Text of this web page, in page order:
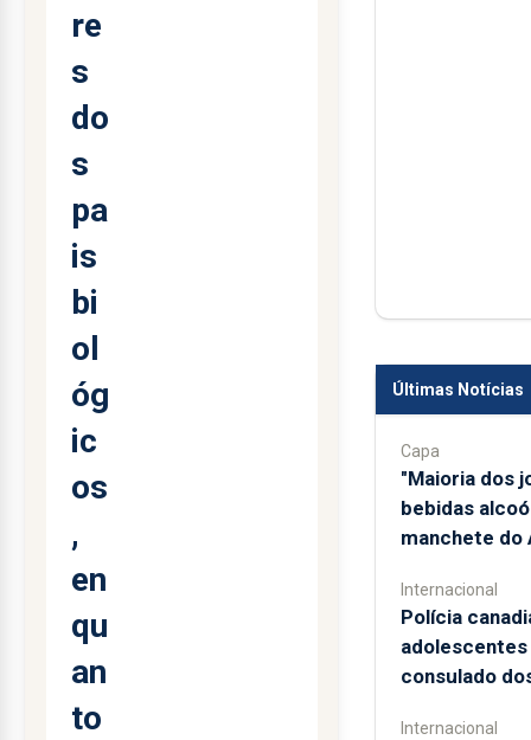
re
s
do
s
pa
is
bi
ol
óg
ic
os
,
en
qu
an
to
Últimas Notícias
Capa
"Maioria dos
bebidas
manchete do
Internacional
Polícia
consulado
Internacional